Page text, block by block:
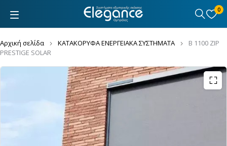
0
Αρχική σελίδα ΚΑΤΑΚΟΡΥΦΑ ΕΝΕΡΓΕΙΑΚΑ ΣΥΣΤΗΜΑΤΑ
B 1100 ZIP
PRESTIGE SOLAR